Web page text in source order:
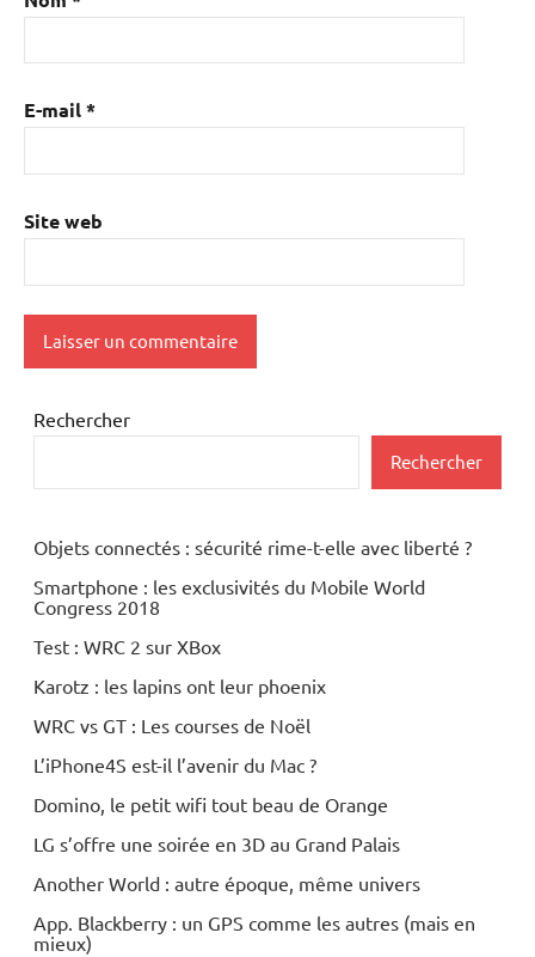
E-mail*
Site web
Rechercher
Rechercher
Objets connectés : sécurité rime-t-elle avec liberté ?
Smartphone : les exclusivités du Mobile World
Congress 2018
Test : WRC 2 sur XBox
Karotz : les lapins ont leur phoenix
WRC vs GT : Les courses de Noël
L’iPhone4S est-il l’avenir du Mac ?
Domino, le petit wifi tout beau de Orange
LG s’offre une soirée en 3D au Grand Palais
Another World : autre époque, même univers
App. Blackberry : un GPS comme les autres (mais en
mieux)